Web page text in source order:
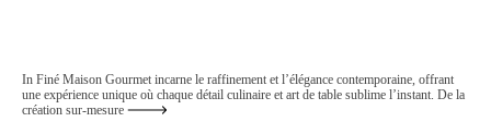
In Finé Maison Gourmet incarne le raffinement et l’élégance contemporaine, offrant
une expérience unique où chaque détail culinaire et art de table sublime l’instant. De la
création sur-mesure